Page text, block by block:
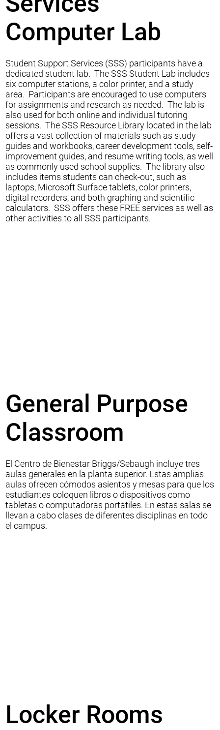
Computer Lab
Student Support Services (SSS) participants have a
dedicated student lab. The SSS Student Lab includes
six computer stations, a color printer, and a study
area. Participants are encouraged to use computers
for assignments and research as needed. The lab is
also used for both online and individual tutoring
sessions. The SSS Resource Library located in the lab
offers a vast collection of materials such as study
guides and workbooks, career development tools, self-
improvement guides, and resume writing tools, as well
as commonly used school supplies. The library also
includes items students can check-out, such as
laptops, Microsoft Surface tablets, color printers,
digital recorders, and both graphing and scientific
calculators. SSS offers these FREE services as well as
other activities to all SSS participants.
General Purpose
Classroom
El Centro de Bienestar Briggs/Sebaugh incluye tres
aulas generales en la planta superior. Estas amplias
aulas ofrecen cómodos asientos y mesas para que los
estudiantes coloquen libros o dispositivos como
tabletas o computadoras portátiles. En estas salas se
llevan a cabo clases de diferentes disciplinas en todo
el campus.
Locker Rooms